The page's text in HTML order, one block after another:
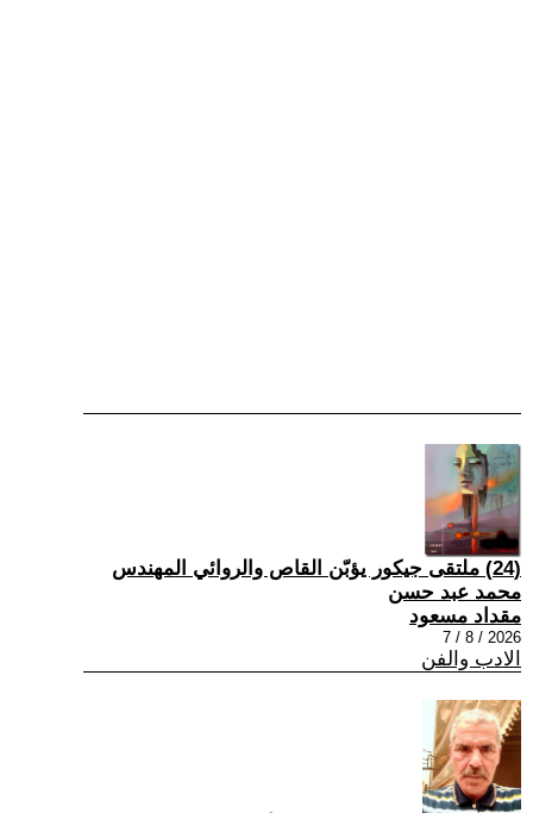
(24) ملتقى جيكور يؤبّن القاص والروائي المهندس
محمد عبد حسن
مقداد مسعود
2026 / 8 / 7
الادب والفن